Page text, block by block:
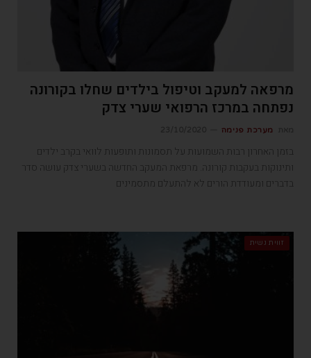
מרפאה למעקב וטיפול בילדים שחלו בקורונה
נפתחה במרכז הרפואי שערי צדק
מערכת פנימה
בזמן האחרון רבות השמועות על תסמונות ותופעות לוואי בקרב ילדים
ותינוקות בעקבות קורונה. מרפאת המעקב החדשה בשערי צדק עושה סדר
בדברים ומעודדת הורים לא להתעלם מתסמינים
זווית נשית